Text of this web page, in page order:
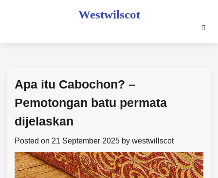
Westwilscot
Apa itu Cabochon? –
Pemotongan batu permata
dijelaskan
Posted on 21 September 2025 by westwillscot